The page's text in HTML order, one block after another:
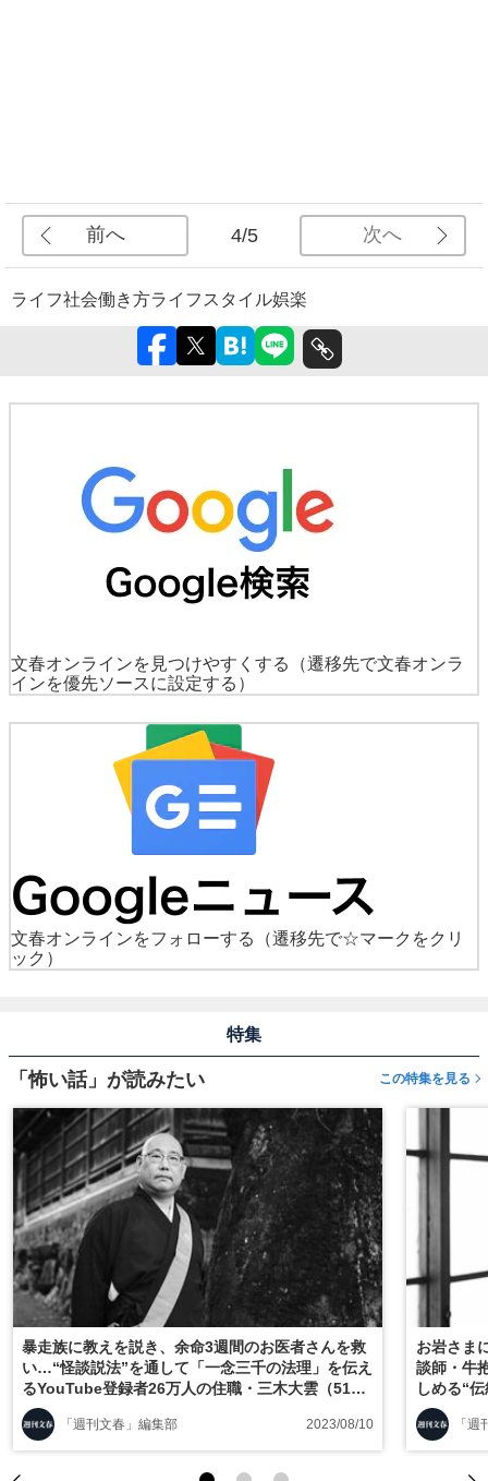
前へ 4/5 次へ
ライフ社会働き方ライフスタイル娯楽
文春オンラインを見つけやすくする
（遷移先で文春オンラ
インを優先ソースに設定する）
文春オンラインをフォローする
（遷移先で☆マークをクリ
ック）
特集
「怖い話」が読みたい この特集を見る
暴走族に教えを説き、余命3週間のお医者さんを救
い…“怪談説法”を通して「一念三千の法理」を伝え
るYouTube登録者26万人の住職・三木大雲（51）
の人生観
「週刊文春」編集部 2023/08/10
お岩さま
談師・牛
しめる“
「